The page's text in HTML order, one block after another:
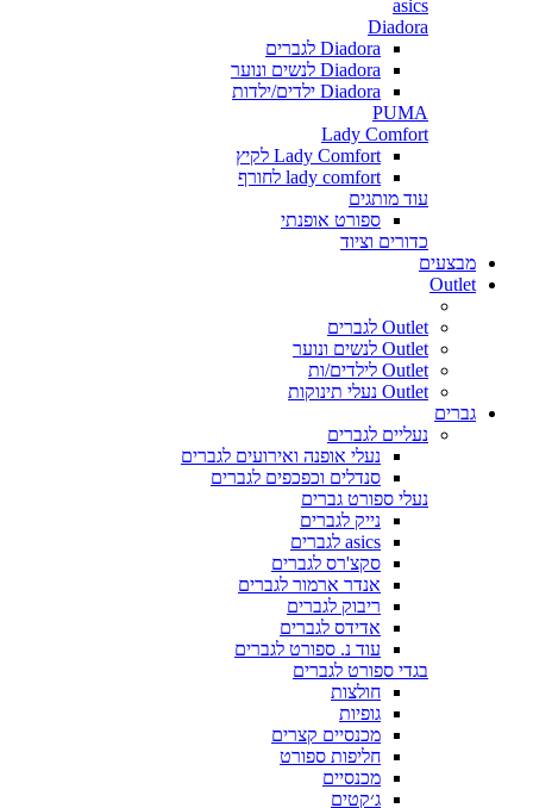
asics
Diadora
Diadora לגברים
Diadora לנשים ונוער
Diadora ילדים/ילדות
PUMA
Lady Comfort
Lady Comfort לקיץ
lady comfort לחורף
עוד מותגים
ספורט אופנתי
כדורים וציוד
מבצעים
Outlet
Outlet לגברים
Outlet לנשים ונוער
Outlet לילדים/ות
Outlet נעלי תינוקות
גברים
נעליים לגברים
נעלי אופנה ואירועים לגברים
סנדלים וכפכפים לגברים
נעלי ספורט גברים
נייק לגברים
asics לגברים
סקצ'רס לגברים
אנדר ארמור לגברים
ריבוק לגברים
אדידס לגברים
עוד נ. ספורט לגברים
בגדי ספורט לגברים
חולצות
גופיות
מכנסיים קצרים
חליפות ספורט
מכנסיים
ג׳קטים